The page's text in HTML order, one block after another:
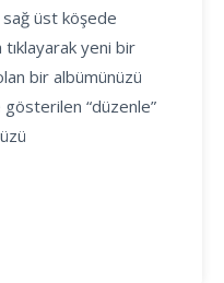
üst köşede
tıklayarak yeni bir
bir albümünüzü
“düzenle”